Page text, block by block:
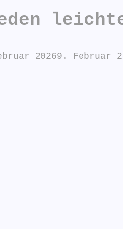
20269. Februar